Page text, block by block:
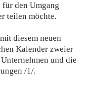
den Umgang
teilen möchte.
diesem neuen
Kalender zweier
und die
/1/.